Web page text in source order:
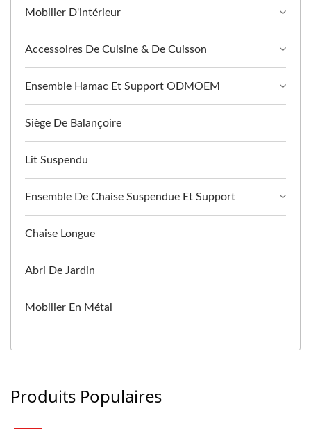
Mobilier D'intérieur
Accessoires De Cuisine & De Cuisson
Ensemble Hamac Et Support ODMOEM
Siège De Balançoire
Lit Suspendu
Ensemble De Chaise Suspendue Et Support
Chaise Longue
Abri De Jardin
Mobilier En Métal
Produits Populaires